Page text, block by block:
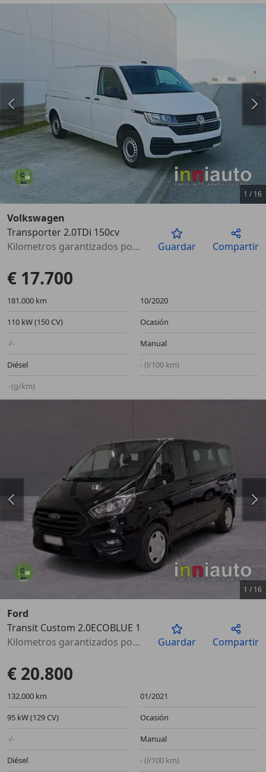
Anterior
1 /16
Volkswagen
Transporter 2.0TDi 150cv
Kilometros garantizados por escrito
Guardar Compartir
€ 17.700
181.000 km
10/2020
110 kW (150 CV)
Ocasión
-/-
Manual
Diésel
- (l/100 km)
- (g/km)
Anterior
1 / 16
Ford
Transit Custom 2.0ECOBLUE 130CV
Kilometros garantizados por escrito
Guardar Compartir
€ 20.800
132.000 km
01/2021
95 kW (129 CV)
Ocasión
-/-
Manual
Diésel
- (l/100 km)